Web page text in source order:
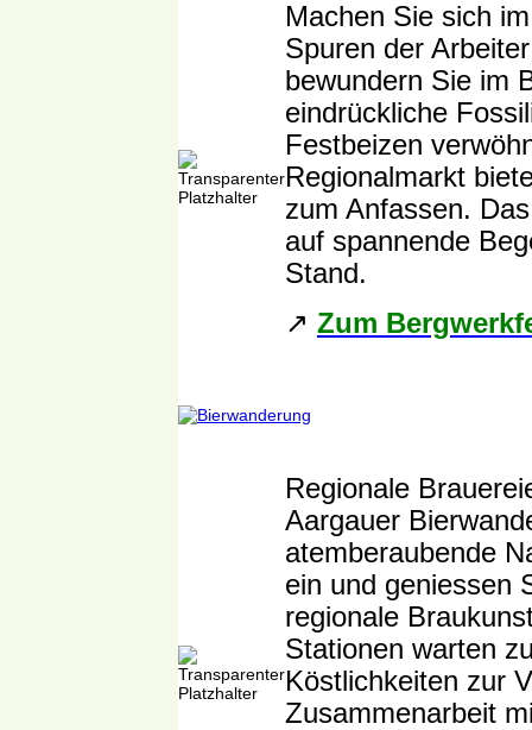
Machen Sie sich
Spuren der
bewundern Sie im
eindrückliche
Festbeizen
Regionalmarkt
zum Anfassen.
auf spannende
Stand.
↗️ Zum
Regionale
Aargauer
atemberaubende
ein und geniessen
regionale
Stationen warten
Köstlichkeiten zur
Zusammenarbeit